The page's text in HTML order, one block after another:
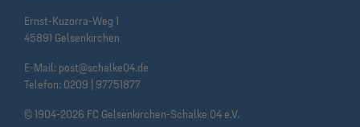
Ernst-Kuzorra-Weg 1
45891 Gelsenkirchen
E-Mail: post@schalke04.de
Telefon: 0209 | 97751877
© 1904-2026 FC Gelsenkirchen-Schalke 04 e.V.